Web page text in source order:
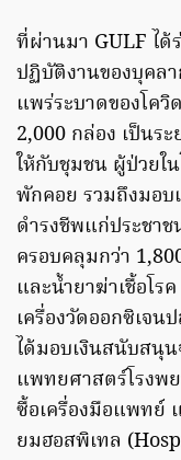
ที่ผ่านมา GULF ได้
ปฏิบัติงานของบุคล
แพร่ระบาดของโค
2,000 กล่อง เป็นร
ให้กับชุมชน ผู้ป่วยใ
พักคอย รวมถึงมอบ
ดำรงชีพแก่ประชา
ครอบคลุมกว่า
และน้ำยาฆ่าเชื้อโ
เครื่องวัดออกซิเจ
ได้มอบเงินสนับสนุ
แพทยศาสตร์โรงพ
ซื้อเครื่องมือแพทย์
ยมฮอสพิเทล